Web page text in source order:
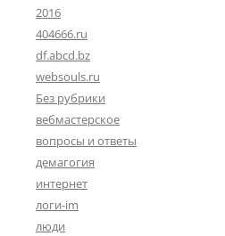
2016
404666.ru
df.abcd.bz
websouls.ru
Без рубрики
вебмастерское
вопросы и ответы
демагогия
интернет
логи-im
люди